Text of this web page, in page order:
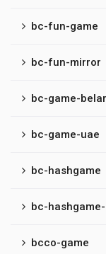
bc-fun-game
bc-fun-mirror
bc-game-
bc-game-uae
bc-hashgame
bc-
bcco-game